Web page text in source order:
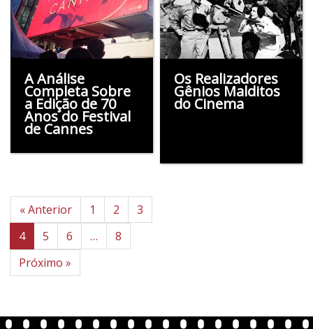
A Análise
Completa Sobre
a Edição de 70
Anos do Festival
de Cannes
Os Realizadores
Gênios Malditos
do Cinema
« Anterior 1 2
3
4
5 6 …
8
Próximo »